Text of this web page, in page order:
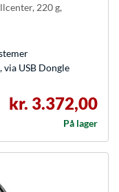
220 g,
USB Dongle
kr. 3.372,00
På lager